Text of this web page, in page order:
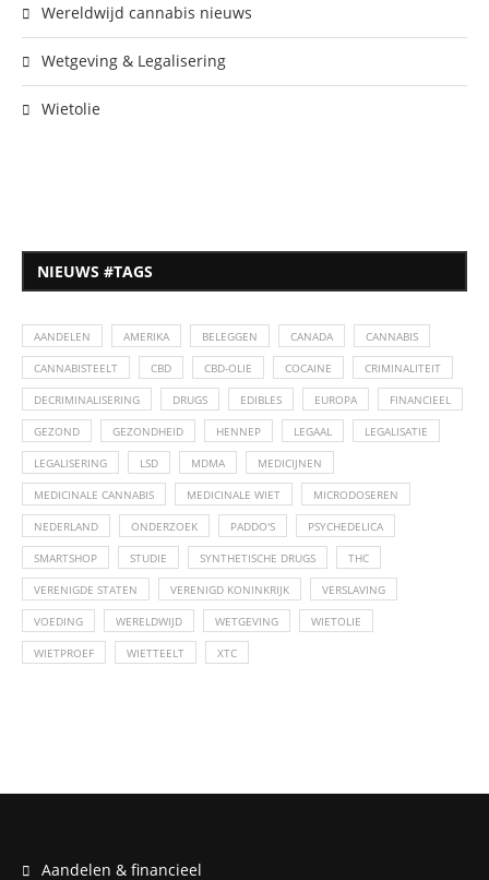
Wereldwijd cannabis nieuws
Wetgeving & Legalisering
Wietolie
NIEUWS #TAGS
AANDELEN AMERIKA BELEGGEN CANADA CANNABIS
CANNABISTEELT CBD CBD-OLIE COCAINE CRIMINALITEIT
DECRIMINALISERING DRUGS EDIBLES EUROPA FINANCIEEL
GEZOND GEZONDHEID HENNEP LEGAAL LEGALISATIE
LEGALISERING LSD MDMA MEDICIJNEN
MEDICINALE CANNABIS MEDICINALE WIET MICRODOSEREN
NEDERLAND ONDERZOEK PADDO'S PSYCHEDELICA
SMARTSHOP STUDIE SYNTHETISCHE DRUGS THC
VERENIGDE STATEN VERENIGD KONINKRIJK VERSLAVING
VOEDING WERELDWIJD WETGEVING WIETOLIE
WIETPROEF WIETTEELT XTC
Aandelen & financieel